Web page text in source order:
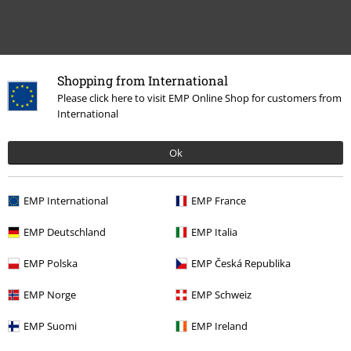
Shopping from International
Please click here to visit EMP Online Shop for customers from
International
Ok
EMP International EMP France
EMP Deutschland EMP Italia
EMP Polska EMP Česká Republika
EMP Norge EMP Schweiz
EMP Suomi EMP Ireland
Meer categorieën. Meer opties.
Kledingmerken Chillouts
Kledingmerken Accessoires
Accessoires Hoeden & petten Caps
Kleding & accessoires Sieraden & extra's Hoeden & petten
Stijlen Basics